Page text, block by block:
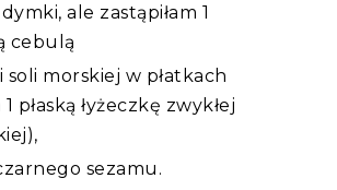
ale zastąpiłam 1
cebulą
soli morskiej w płatkach
płaską łyżeczkę zwykłej
sezamu.